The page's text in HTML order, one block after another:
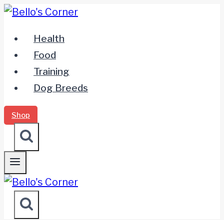
Zum
springenHealth
Food
Training
Dog Breeds
Shop